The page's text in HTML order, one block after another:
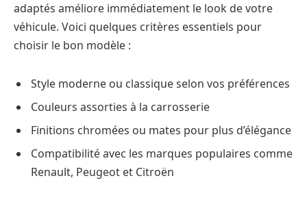
adaptés améliore immédiatement le look de votre
véhicule. Voici quelques critères essentiels pour
choisir le bon modèle :
Style moderne ou classique selon vos préférences
Couleurs assorties à la carrosserie
Finitions chromées ou mates pour plus d’élégance
Compatibilité avec les marques populaires comme
Renault, Peugeot et Citroën